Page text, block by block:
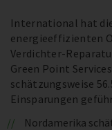
International hat
energieeffizienten
Verdichter-
Green Point
schätzungsweise
Einsparungen
Nordamerika